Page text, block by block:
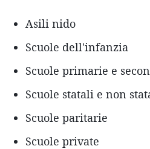
Asili nido
Scuole dell'infanzia
Scuole primarie e
Scuole statali e non
Scuole paritarie
Scuole private